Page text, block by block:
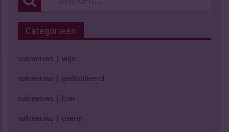
Categorieën
vaknieuws | wijn
vaknieuws | gedistilleerd
vaknieuws | bier
vaknieuws | overig